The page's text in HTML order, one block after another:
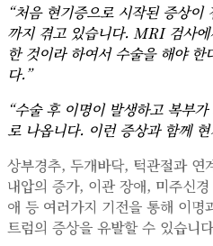
“처음 현기증으로 시작된 증상
까지 겪고 있습니다. MRI 검사
한 것이라 하여서 수술을 해야
다.”
“수술 후 이명이 발생하고 복부
로 나옵니다. 이런 증상과 함께
상부경추, 두개바닥, 턱관절과 연
내압의 증가, 이관 장애, 미주신
애 등 여러가지 기전을 통해 이명
트럼의 증상을 유발할 수 있습니